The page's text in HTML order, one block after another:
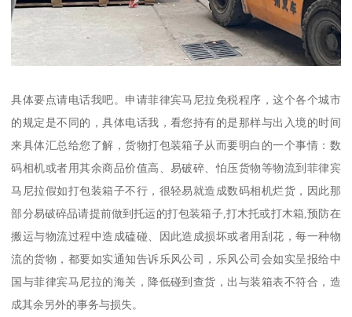
具体要点请电话我吧。申请菲律宾马尼拉免税程序，这个各个城市
的规定是不同的，具体电话我，看您持有的是那样与出入境的时间
来具体汇总给您了解，货物打包装箱子从而要明白的一个事情：数
码相机或者用其余商品价值高、易破碎、怕压货物等物流到菲律宾
马尼拉假如打包装箱子不行，很轻易就造成数码相机烂货，因此那
部分易破碎品请提前做到托运的打包装箱子,打木托或打木箱,预防在
搬运与物流过程中造成磕碰、因此造成损坏或者用刮花，每一种物
流的货物，都要如实通知告诉乐风公司，乐风公司会如实呈报给中
国与菲律宾马尼拉的海关，降低碰到查货，出与装箱表不符合，造
成其余另外的事务与损失。